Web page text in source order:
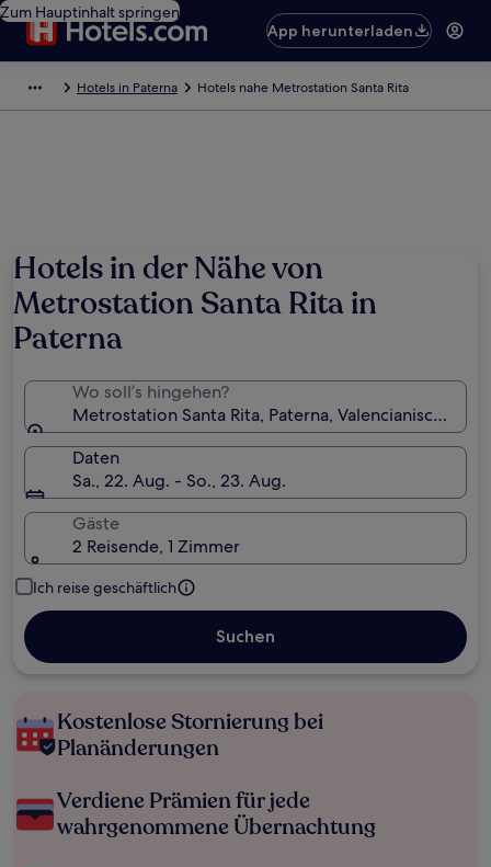
Zum Hauptinhalt springen
App herunterladen
Hotels in Paterna Hotels nahe Metrostation Santa Rita
Hotels in der Nähe von
Metrostation Santa Rita in
Paterna
Wo soll’s hingehen?
Metrostation Santa Rita, Paterna, Valencianische
Daten
Sa., 22. Aug. - So., 23. Aug.
Gäste
2 Reisende, 1 Zimmer
Ich reise geschäftlich
Suchen
Kostenlose Stornierung bei
Planänderungen
Verdiene Prämien für jede
wahrgenommene Übernachtung